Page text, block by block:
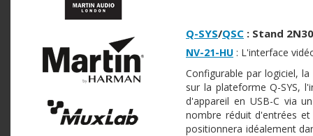
Q-SYS/QSC : Stand
NV-21-HU : L'interface
Configurable par logiciel,
sur la plateforme Q-SYS,
d'appareil en USB-C via
nombre réduit d'entrées
positionnera idéalement